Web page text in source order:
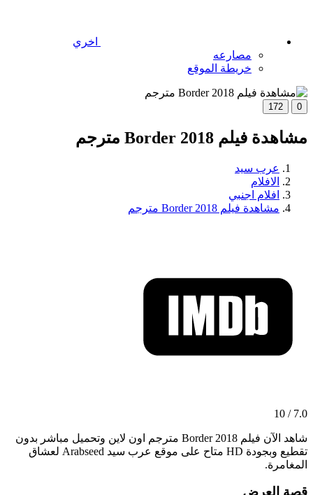
اخري
مصارعه
خريطة الموقع
0
172
مشاهدة فيلم Border 2018 مترجم
عرب سيد
الافلام
افلام اجنبي
مشاهدة فيلم Border 2018 مترجم
7.0 / 10
شاهد الآن فيلم Border 2018 مترجم اون لاين وتحميل مباشر بدون
تقطيع وبجودة HD متاح على موقع عرب سيد Arabseed لعشاق
المغامرة.
قصة العرض